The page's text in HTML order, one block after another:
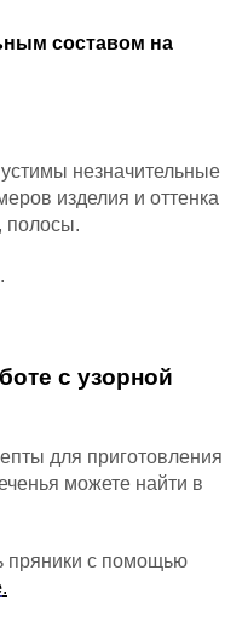
составом на
незначительные
изделия и оттенка
полосы.
.
с узорной
для приготовления
можете найти в
пряники с помощью
.